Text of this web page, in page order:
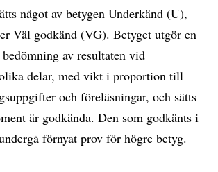
något av betygen Underkänd (U),
Väl godkänd (VG). Betyget utgör en
av resultaten vid
delar, med vikt i proportion till
och föreläsningar, och sätts
är godkända. Den som godkänts i
förnyat prov för högre betyg.